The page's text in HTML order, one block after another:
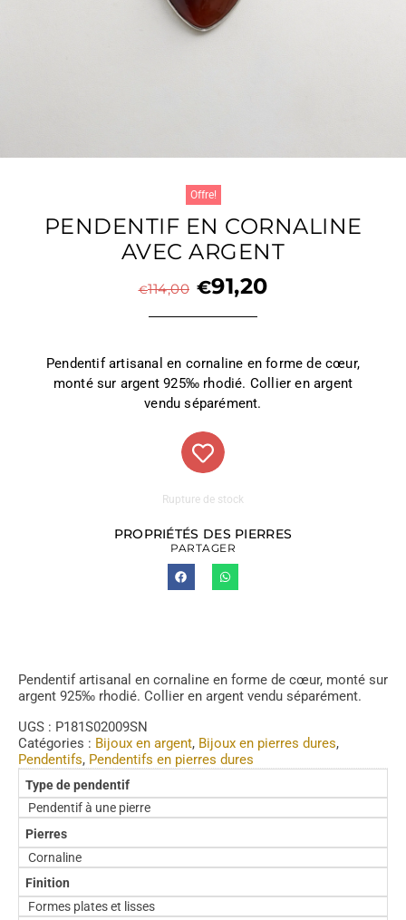
Offre!
PENDENTIF EN CORNALINE
AVEC ARGENT
€114,00 €91,20
Pendentif artisanal en cornaline en forme de cœur,
monté sur argent 925‰ rhodié. Collier en argent
vendu séparément.
Rupture de stock
PROPRIÉTÉS DES PIERRES
PARTAGER
Pendentif artisanal en cornaline en forme de cœur, monté sur
argent 925‰ rhodié. Collier en argent vendu séparément.
UGS : P181S02009SN
Catégories : Bijoux en argent, Bijoux en pierres dures,
Pendentifs, Pendentifs en pierres dures
Type de pendentif
Pendentif à une pierre
Pierres
Cornaline
Finition
Formes plates et lisses